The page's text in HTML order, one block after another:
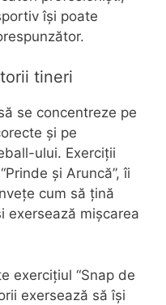
își poate
tineri
se concentreze pe
și pe
ului. Exerciții
și Aruncă”, îi
cum să țină
exersează mișcarea
exercițiul “Snap de
exersează să își